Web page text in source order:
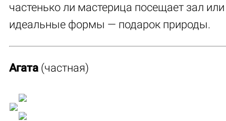
частенько ли мастерица посещает зал или
идеальные формы — подарок природы.
Агата (частная)